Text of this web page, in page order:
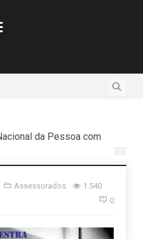
da Pessoa com
Assessorados
1.540
0